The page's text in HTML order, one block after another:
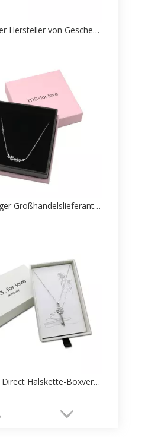
Einzigartiger Hersteller von Geschenkboxen für kleine rosa Ohrringe
Hochwertiger Großhandelslieferant für einzigartige Halsketten-Papierschachtelverpackungen
Klassische Direct Halskette-Boxverpackung